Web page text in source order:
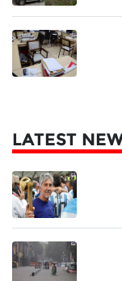
LATEST